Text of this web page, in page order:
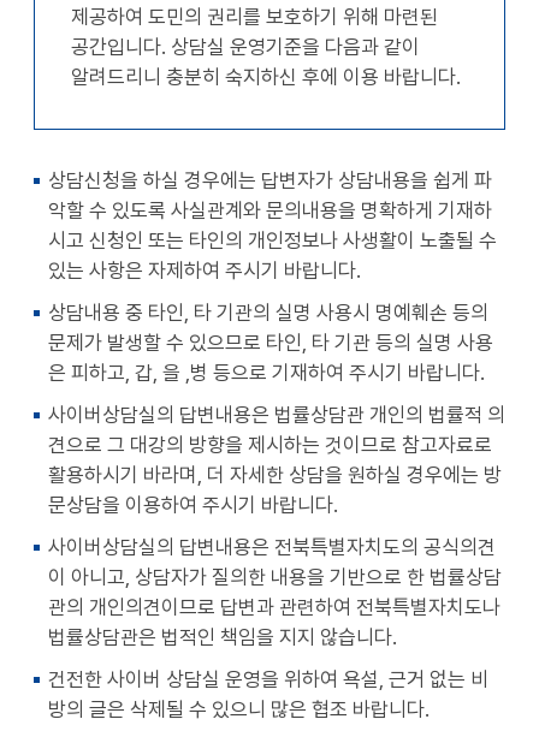
제공하여 도민의 권리를 보호하기 위해 마련된
공간입니다. 상담실 운영기준을 다음과 같이
알려드리니 충분히 숙지하신 후에 이용 바랍니다.
상담신청을 하실 경우에는 답변자가 상담내용을 쉽게 파
악할 수 있도록 사실관계와 문의내용을 명확하게 기재하
시고 신청인 또는 타인의 개인정보나 사생활이 노출될 수
있는 사항은 자제하여 주시기 바랍니다.
상담내용 중 타인, 타 기관의 실명 사용시 명예훼손 등의
문제가 발생할 수 있으므로 타인, 타 기관 등의 실명 사용
은 피하고, 갑, 을 ,병 등으로 기재하여 주시기 바랍니다.
사이버상담실의 답변내용은 법률상담관 개인의 법률적 의
견으로 그 대강의 방향을 제시하는 것이므로 참고자료로
활용하시기 바라며, 더 자세한 상담을 원하실 경우에는 방
문상담을 이용하여 주시기 바랍니다.
사이버상담실의 답변내용은 전북특별자치도의 공식의견
이 아니고, 상담자가 질의한 내용을 기반으로 한 법률상담
관의 개인의견이므로 답변과 관련하여 전북특별자치도나
법률상담관은 법적인 책임을 지지 않습니다.
건전한 사이버 상담실 운영을 위하여 욕설, 근거 없는 비
방의 글은 삭제될 수 있으니 많은 협조 바랍니다.